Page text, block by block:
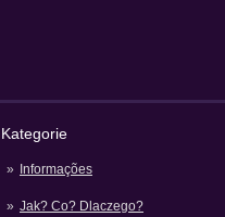
Kategorie
Informações
Jak? Co? Dlaczego?